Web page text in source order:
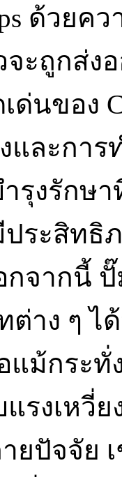
ด้วยค
ะถูกส่ง
นของ
และกา
รุงรักษ
ระสิทธิ
จากนี้
ต่าง ๆ
แม้กระ
รงเหวี่
ยปัจจัย